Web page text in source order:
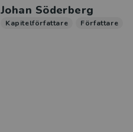
Johan Söderberg
Kapitelförfattare Författare